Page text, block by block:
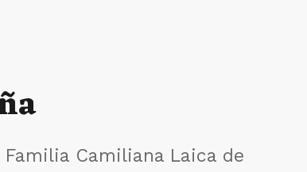
Camiliana Laica de